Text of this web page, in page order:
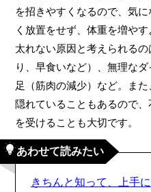
を招きやすくなるので、気
く放置をせず、体重を増や
太れない原因と考えられる
り、早食いなど）、無理な
足（筋肉の減少）など。ま
隠れていることもあるので
を受けることも大切です。
あわせて読みたい
きちんと知って、上手